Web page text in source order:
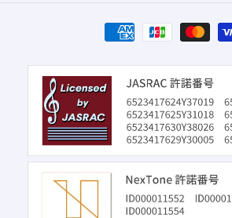
決
済
方
法